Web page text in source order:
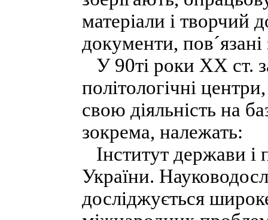
матеріали і творчий
документи,
У 90ті роки XX ст.
політологічні
свою діяльність на
зокрема, належать:
Інститут держави
України.
досліджується